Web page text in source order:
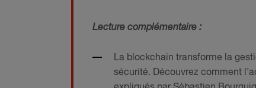
Lecture complémentaire :
La blockchain transforme la
sécurité. Découvrez comment